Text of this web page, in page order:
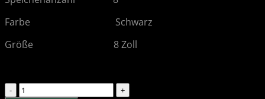
Farbe Schwarz
Größe 8 Zoll
Radzierblende